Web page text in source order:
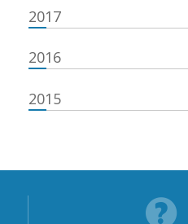
2017
2016
2015